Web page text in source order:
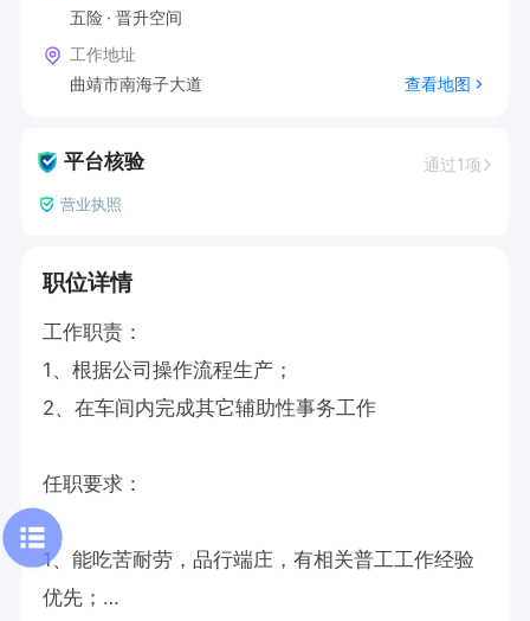
五险
晋升空间
工作地址
曲靖市南海子大道
查看地图
平台核验 通过1项
营业执照
职位详情
工作职责：
1、根据公司操作流程生产；
2、在车间内完成其它辅助性事务工作
任职要求：
1、能吃苦耐劳，品行端庄，有相关普工工作经验
优先；